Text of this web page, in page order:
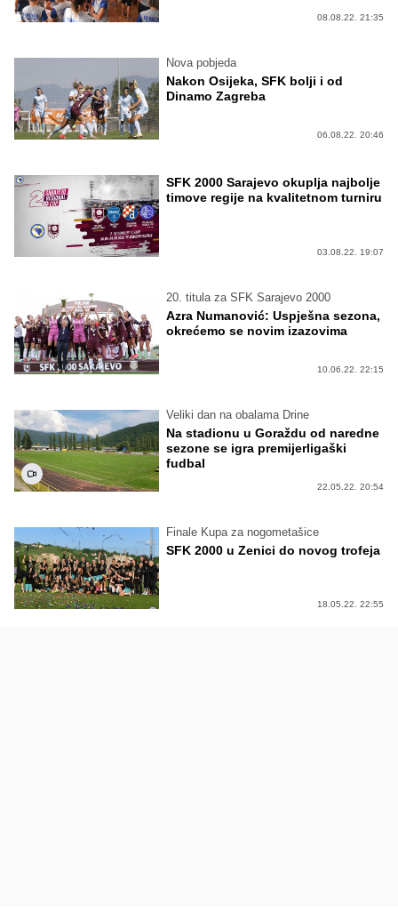
08.08.22. 21:35
Nova pobjeda
Nakon Osijeka, SFK bolji i od
Dinamo Zagreba
06.08.22. 20:46
SFK 2000 Sarajevo okuplja najbolje
timove regije na kvalitetnom turniru
03.08.22. 19:07
20. titula za SFK Sarajevo 2000
Azra Numanović: Uspješna sezona,
okrećemo se novim izazovima
10.06.22. 22:15
Veliki dan na obalama Drine
Na stadionu u Goraždu od naredne
sezone se igra premijerligaški
fudbal
22.05.22. 20:54
Finale Kupa za nogometašice
SFK 2000 u Zenici do novog trofeja
18.05.22. 22:55